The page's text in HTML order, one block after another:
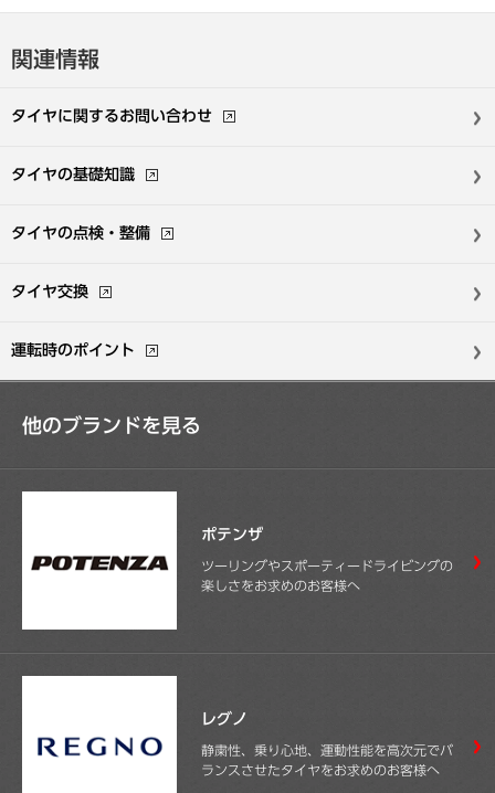
関連情報
タイヤに関するお問い合わせ
タイヤの基礎知識
タイヤの点検・整備
タイヤ交換
運転時のポイント
他のブランドを見る
ポテンザ
ツーリングやスポーティードライビングの
楽しさをお求めのお客様へ
レグノ
静粛性、乗り心地、運動性能を高次元でバ
ランスさせたタイヤをお求めのお客様へ